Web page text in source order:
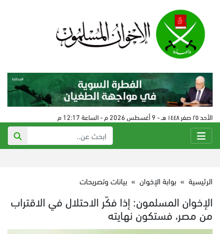
الأحد ٢٥ صفر ١٤٤٨ هـ - 9 أغسطس 2026 م - الساعة 12:17 م
الرئيسية » بوابة الإخوان » بيانات وتصريحات
الإخوان المسلمون: إذا فكّر الاحتلال في الاقتراب
من مصر، فستكون نهايته